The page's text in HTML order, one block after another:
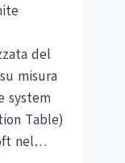
del
misura
system
Table)
nel…